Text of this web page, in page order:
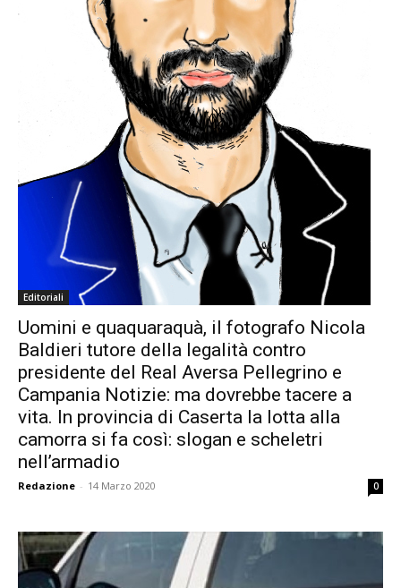
Editoriali
Uomini e quaquaraquà, il fotografo Nicola
Baldieri tutore della legalità contro
presidente del Real Aversa Pellegrino e
Campania Notizie: ma dovrebbe tacere a
vita. In provincia di Caserta la lotta alla
camorra si fa così: slogan e scheletri
nell’armadio
Redazione - 14 Marzo 2020 0